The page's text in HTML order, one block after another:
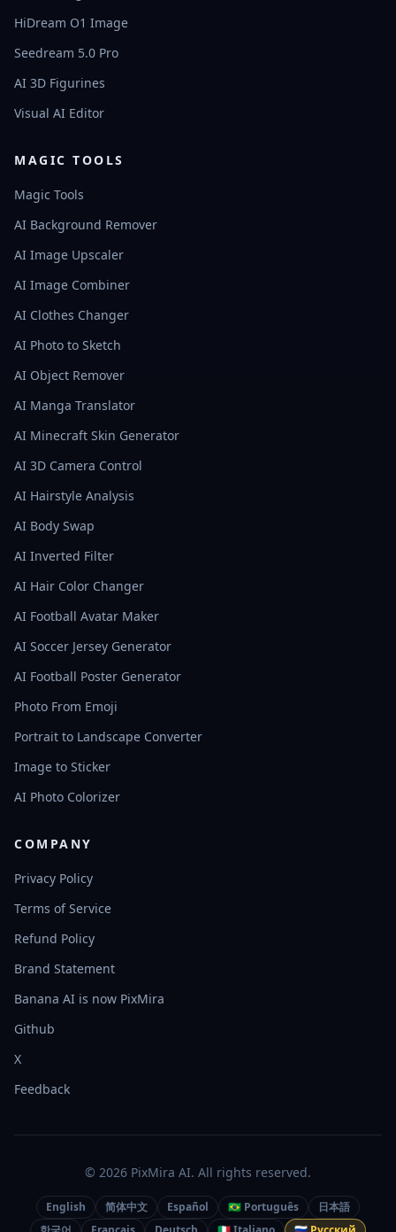
HiDream O1 Image
Seedream 5.0 Pro
AI 3D Figurines
Visual AI Editor
MAGIC TOOLS
Magic Tools
AI Background Remover
AI Image Upscaler
AI Image Combiner
AI Clothes Changer
AI Photo to Sketch
AI Object Remover
AI Manga Translator
AI Minecraft Skin Generator
AI 3D Camera Control
AI Hairstyle Analysis
AI Body Swap
AI Inverted Filter
AI Hair Color Changer
AI Football Avatar Maker
AI Soccer Jersey Generator
AI Football Poster Generator
Photo From Emoji
Portrait to Landscape Converter
Image to Sticker
AI Photo Colorizer
COMPANY
Privacy Policy
Terms of Service
Refund Policy
Brand Statement
Banana AI is now PixMira
Github
X
Feedback
© 2026 PixMira AI. All rights reserved.
English 简体中文 Español 🇧🇷 Português
日本語